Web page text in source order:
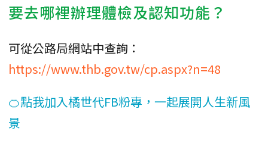
要去哪裡辦理體檢及認知功能？
可從公路局網站中查詢：
https://www.thb.gov.tw/cp.aspx?n=48
🍊點我加入橘世代FB粉專，一起展開人生新風
景